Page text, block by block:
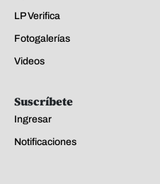
LP Verifica
Fotogalerías
Videos
Suscríbete
Ingresar
Notificaciones